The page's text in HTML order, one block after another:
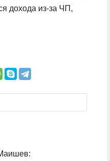
дохода из-за ЧП,